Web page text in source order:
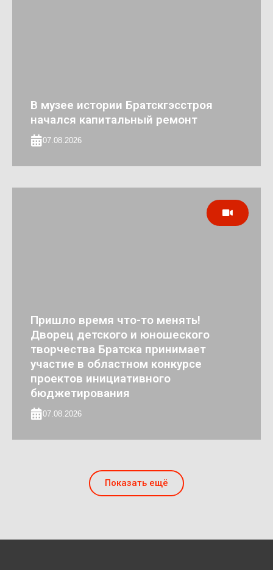
В музее истории Братскгэсстроя
начался капитальный ремонт
07.08.2026
Пришло время что-то менять!
Дворец детского и юношеского
творчества Братска принимает
участие в областном конкурсе
проектов инициативного
бюджетирования
07.08.2026
Показать ещё